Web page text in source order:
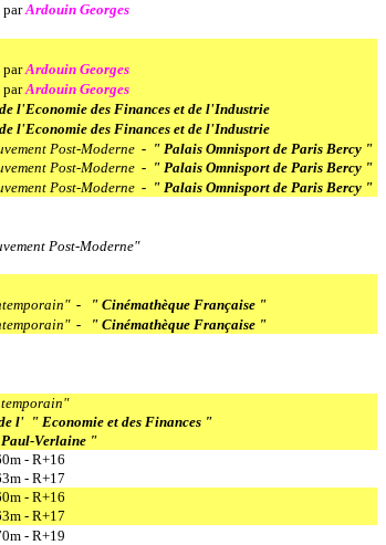
parArdouin Georges
parArdouin Georges
parArdouin Georges
l'Economie des Finances et de l'Industrie
l'Economie des Finances et de l'Industrie
Post-Moderne - " Palais Omnisport de Paris Bercy "
Post-Moderne - " Palais Omnisport de Paris Bercy "
Post-Moderne - " Palais Omnisport de Paris Bercy "
Post-Moderne"
- " Cinémathèque Française "
- " Cinémathèque Française "
l' " Economie et des Finances "
Verlaine "
- R+16
- R+17
- R+16
- R+17
- R+19